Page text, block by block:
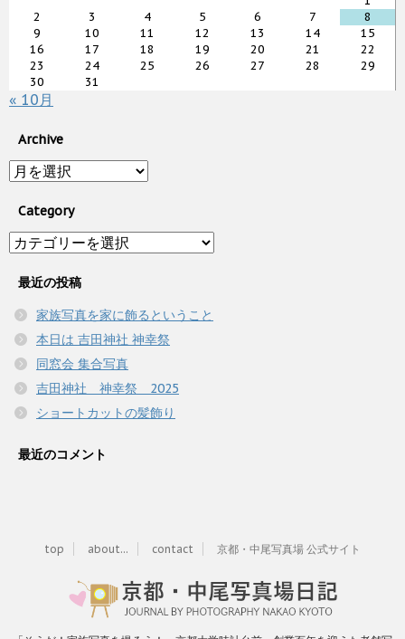
2
3 4 5 6 7
8
9
10 11 12 13 14
15
16
17 18 19 20 21
22
23
24 25 26 27 28
29
30
31
« 10月
Archive
Archive
Category
Category
最近の投稿
家族写真を家に飾るということ
本日は 吉田神社 神幸祭
同窓会 集合写真
吉田神社 神幸祭 2025
ショートカットの髪飾り
最近のコメント
top about... contact 京都・中尾写真場 公式サイト